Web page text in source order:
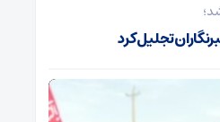
تجلیل کرد